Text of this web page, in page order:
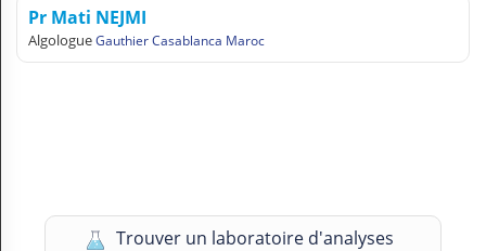
Pr Mati NEJMI
AlgologueGauthier Casablanca Maroc
Trouver un laboratoire d'analyses